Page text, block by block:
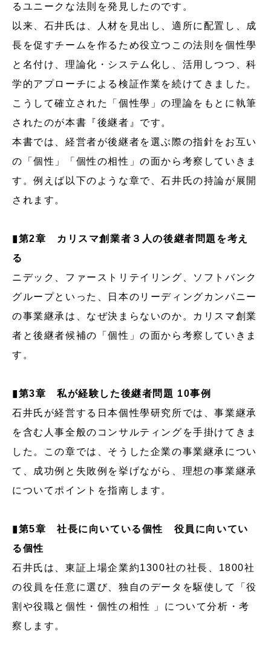
るユニークな法則を発見したのです。
以来、石井氏は、人材を見出し、適所に配置し、成
長を促すチームを作るため役立つこの法則を個性學
と名付け、理論化・システム化し、活用しつつ、科
学的アプローチによる検証作業を続けてきました。
こうして確立された「個性學」の理論をもとに執筆
されたのが本書『後継者』です。
本書では、経営者が後継者を選ぶ際の指針をお互い
の「個性」「個性の相性」の面から考察していきま
す。例えば以下のような章で、石井氏の持論が展開
されます。
▮第2章 カリスマ創業者３人の後継者問題を考え
る
ニデック、ファーストリテイリング、ソフトバンク
グループといった、日本のリーディングカンパニー
の事業継承は、なぜ決まらないのか。カリスマ創業
者と後継者候補の「個性」の面から考察していきま
す。
▮第3章 私が経験した後継者問題 10事例
石井氏が経営する日本個性學研究所では、事業継承
を含む人事全般のコンサルティングを手掛けてきま
した。この章では、そうした企業の事業継承につい
て、成功例と失敗例を挙げながら、理想の事業継承
についてポイントを指南します。
▮第5章 社長に向いている個性 役員に向いてい
る個性
石井氏は、東証上場企業約1300社の社長、1800社
の役員を任意に選び、独自のデータを駆使して「役
割や役職と個性・個性の相性 」について分析・考
察します。